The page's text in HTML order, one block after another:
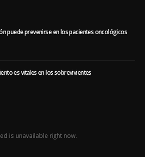
puede prevenirse en los pacientes oncológicos
es vitales en los sobrevivientes
is unavailable right now.